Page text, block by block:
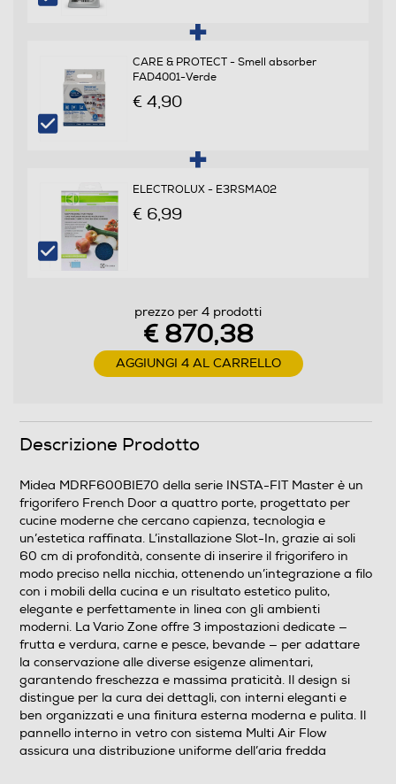
Consumo annuo energia-kWh
Scomparto frigorifero
Capacità netta frigorifero - l
Raffreddamento frigorifero
No Frost (Ventilato+Deumidifica)
Sbrinamento frigorifero
Raffreddamento rapido
Numero cassetti frigorifero
Numero ripiani
Materiale ripiani frigo
Ripiani in Vetro temperato
Scomparto congelatore
Capacità netta congelatore- l
159
Raffreddamento congelatore
CARE & PROTECT - Smell absorber
FAD4001-Verde
€ 4,90
ELECTROLUX - E3RSMA02
€ 6,99
prezzo per 4 prodotti
€ 870,38
AGGIUNGI 4 AL CARRELLO
Descrizione Prodotto
Midea MDRF600BIE70 della serie INSTA-FIT Master è un
frigorifero French Door a quattro porte, progettato per
cucine moderne che cercano capienza, tecnologia e
un’estetica raffinata. L’installazione Slot-In, grazie ai soli
60 cm di profondità, consente di inserire il frigorifero in
modo preciso nella nicchia, ottenendo un’integrazione a filo
con i mobili della cucina e un risultato estetico pulito,
elegante e perfettamente in linea con gli ambienti
moderni. La Vario Zone offre 3 impostazioni dedicate —
frutta e verdura, carne e pesce, bevande — per adattare
la conservazione alle diverse esigenze alimentari,
garantendo freschezza e massima praticità. Il design si
distingue per la cura dei dettagli, con interni eleganti e
ben organizzati e una finitura esterna moderna e pulita. Il
pannello interno in vetro con sistema Multi Air Flow
assicura una distribuzione uniforme dell’aria fredda